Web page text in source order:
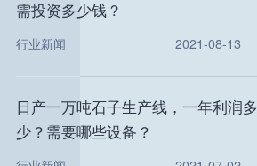
需投资多少钱？
行业新闻 2021-08-13
日产一万吨石子生产线，一年利润多
少？需要哪些设备？